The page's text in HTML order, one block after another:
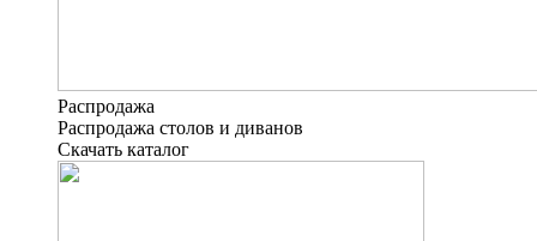
Распродажа
Распродажа столов и диванов
Скачать каталог